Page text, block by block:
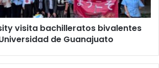
visita bachilleratos bivalentes
de Guanajuato